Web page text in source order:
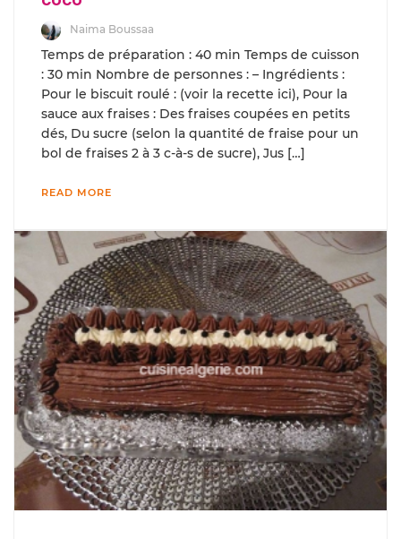
Naima Boussaa
Temps de préparation : 40 min Temps de cuisson
: 30 min Nombre de personnes : – Ingrédients :
Pour le biscuit roulé : (voir la recette ici), Pour la
sauce aux fraises : Des fraises coupées en petits
dés, Du sucre (selon la quantité de fraise pour un
bol de fraises 2 à 3 c-à-s de sucre), Jus […]
READ MORE